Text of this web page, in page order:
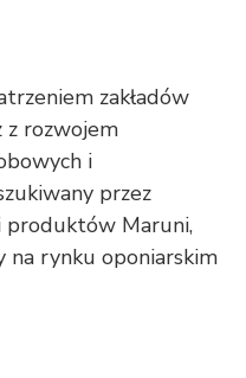
zakładów
z rozwojem
i
przez
Maruni,
na rynku oponiarskim